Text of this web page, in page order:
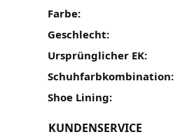
Farbe:
Geschlecht:
Ursprünglicher EK:
Schuhfarbkombination:
Shoe Lining:
KUNDENSERVICE